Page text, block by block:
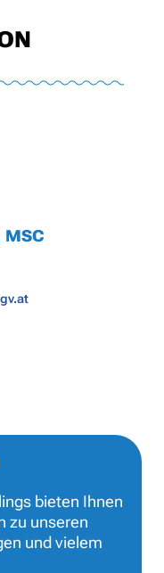
MSC
bieten Ihnen
zu unseren
und vielem